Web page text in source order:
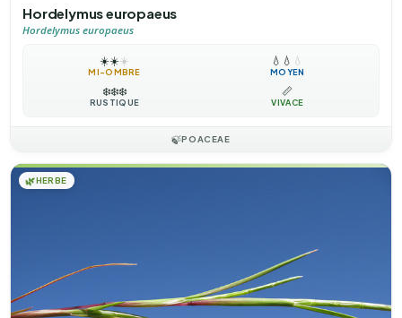
Hordelymus europaeus
Hordelymus europaeus
☀️☀️☀️
MI-OMBRE
💧 💧 💧
MOYEN
❄️❄️❄️
RUSTIQUE
📏
VIVACE
🍃POACEAE
🌿HERBE